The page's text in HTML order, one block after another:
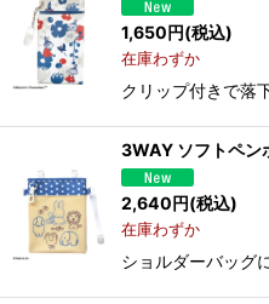
1,650円(税込)
在庫わずか
クリップ付きで落
3WAY ソフトペ
2,640円(税込)
在庫わずか
ショルダーバッグ